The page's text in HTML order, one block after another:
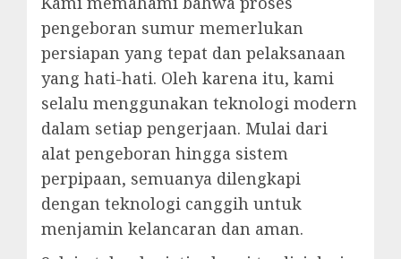
pengeboran sumur memerlukan
persiapan yang tepat dan pelaksanaan
yang hati-hati. Oleh karena itu, kami
selalu menggunakan teknologi modern
dalam setiap pengerjaan. Mulai dari
alat pengeboran hingga sistem
perpipaan, semuanya dilengkapi
dengan teknologi canggih untuk
menjamin kelancaran dan aman.